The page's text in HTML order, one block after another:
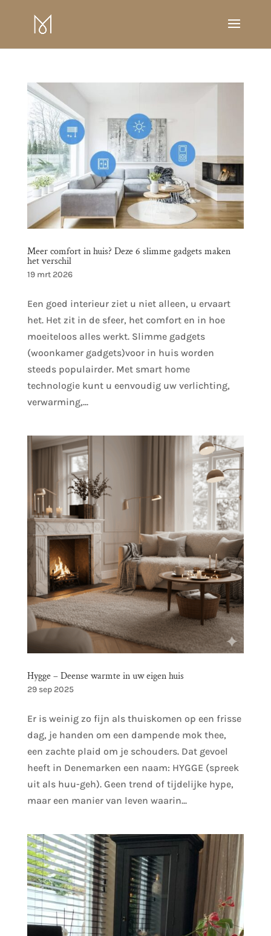
Meer comfort in huis? Deze 6 slimme gadgets maken
het verschil
19 mrt 2026
Een goed interieur ziet u niet alleen, u ervaart
het. Het zit in de sfeer, het comfort en in hoe
moeiteloos alles werkt. Slimme gadgets
(woonkamer gadgets)voor in huis worden
steeds populairder. Met smart home
technologie kunt u eenvoudig uw verlichting,
verwarming,...
Hygge – Deense warmte in uw eigen huis
29 sep 2025
Er is weinig zo fijn als thuiskomen op een frisse
dag, je handen om een dampende mok thee,
een zachte plaid om je schouders. Dat gevoel
heeft in Denemarken een naam: HYGGE (spreek
uit als huu-geh). Geen trend of tijdelijke hype,
maar een manier van leven waarin...